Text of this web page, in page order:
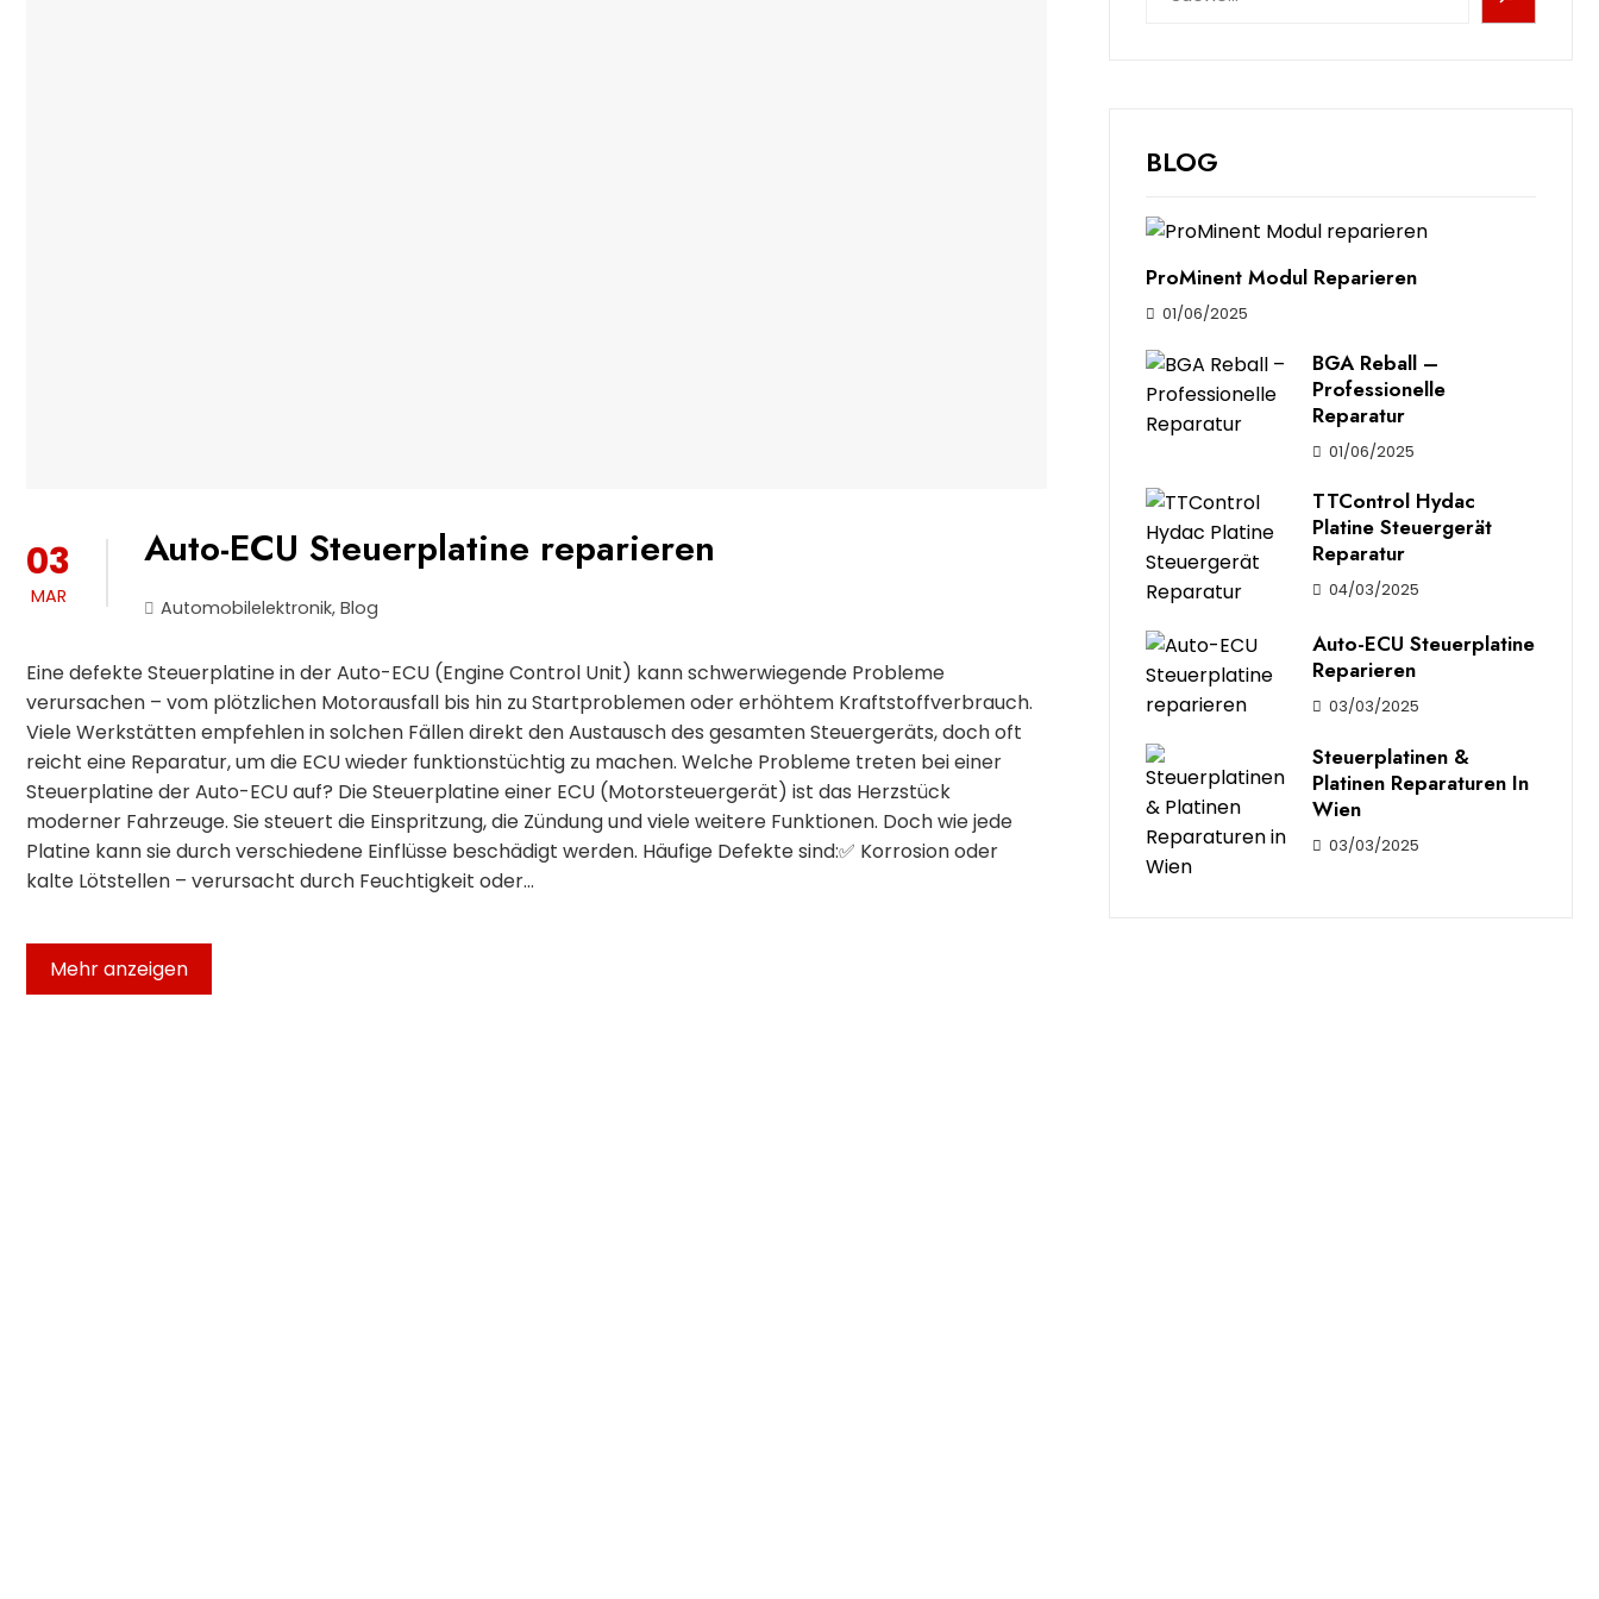
03
MAR
Auto-ECU Steuerplatine reparieren
Automobilelektronik, Blog
Eine defekte Steuerplatine in der Auto-ECU (Engine Control Unit) kann schwerwiegende Probleme
verursachen – vom plötzlichen Motorausfall bis hin zu Startproblemen oder erhöhtem Kraftstoffverbrauch.
Viele Werkstätten empfehlen in solchen Fällen direkt den Austausch des gesamten Steuergeräts, doch oft
reicht eine Reparatur, um die ECU wieder funktionstüchtig zu machen. Welche Probleme treten bei einer
Steuerplatine der Auto-ECU auf? Die Steuerplatine einer ECU (Motorsteuergerät) ist das Herzstück
moderner Fahrzeuge. Sie steuert die Einspritzung, die Zündung und viele weitere Funktionen. Doch wie jede
Platine kann sie durch verschiedene Einflüsse beschädigt werden. Häufige Defekte sind:✅ Korrosion oder
kalte Lötstellen – verursacht durch Feuchtigkeit oder…
Mehr anzeigen
BLOG
ProMinent Modul Reparieren
01/06/2025
BGA Reball –
Professionelle
Reparatur
01/06/2025
TTControl Hydac
Platine Steuergerät
Reparatur
04/03/2025
Auto-ECU Steuerplatine
Reparieren
03/03/2025
Steuerplatinen &
Platinen Reparaturen In
Wien
03/03/2025